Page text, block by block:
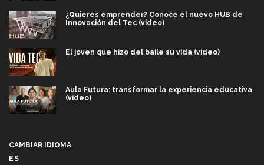
¿Quieres emprender? Conoce el nuevo HUB de
Innovación del Tec (video)
El joven que hizo del baile su vida (video)
Aula Futura: transformar la experiencia educativa
(video)
CAMBIAR IDIOMA
ES